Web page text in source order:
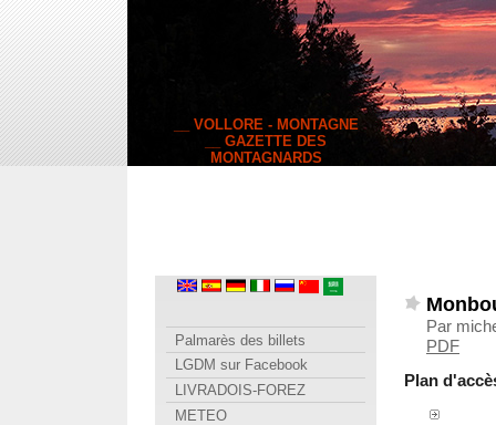
__ VOLLORE - MONTAGNE
__ GAZETTE DES
MONTAGNARDS
Par
PDF
Plan
Palmarès des billets
LGDM sur Facebook
LIVRADOIS-FOREZ
METEO